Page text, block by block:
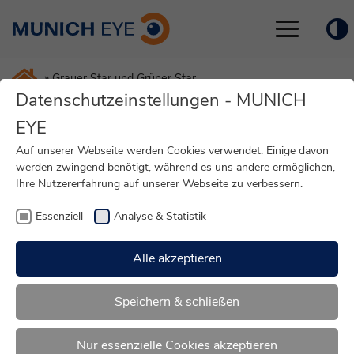
Toggle
»Grauer Star und Grüner Star
Grauer Star und Grüner Star:
Kann man beide gleichzeitig
Datenschutzeinstellungen - MUNICH
EYE
Auf unserer Webseite werden Cookies verwendet. Einige davon
werden zwingend benötigt, während es uns andere ermöglichen,
Ihre Nutzererfahrung auf unserer Webseite zu verbessern.
Essenziell Analyse & Statistik
Alle akzeptieren
Speichern & schließen
Nur essenzielle Cookies akzeptieren